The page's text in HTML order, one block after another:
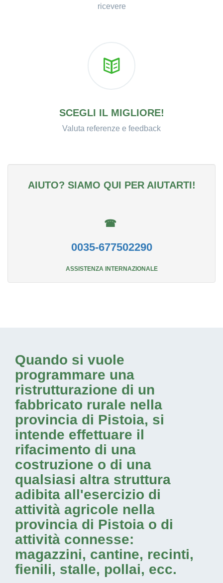
ricevere
SCEGLI IL MIGLIORE!
Valuta referenze e feedback
AIUTO? SIAMO QUI PER AIUTARTI!
☎
0035-677502290
ASSISTENZA INTERNAZIONALE
Quando si vuole
programmare una
ristrutturazione di un
fabbricato rurale nella
provincia di Pistoia, si
intende effettuare il
rifacimento di una
costruzione o di una
qualsiasi altra struttura
adibita all'esercizio di
attività agricole nella
provincia di Pistoia o di
attività connesse:
magazzini, cantine, recinti,
fienili, stalle, pollai, ecc.